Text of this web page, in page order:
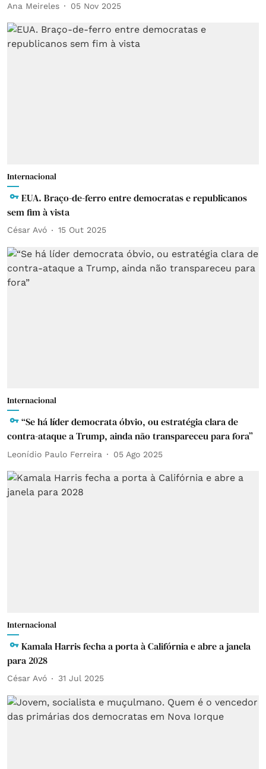
Ana Meireles 05 Nov 2025
Internacional
EUA. Braço-de-ferro entre democratas e republicanos
sem fim à vista
César Avó 15 Out 2025
Internacional
“Se há líder democrata óbvio, ou estratégia clara de
contra-ataque a Trump, ainda não transpareceu para fora”
Leonídio Paulo Ferreira 05 Ago 2025
Internacional
Kamala Harris fecha a porta à Califórnia e abre a janela
para 2028
César Avó 31 Jul 2025